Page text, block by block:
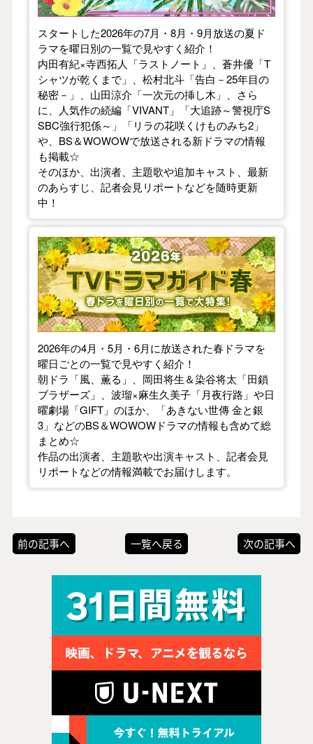
スタートした2026年の7月・8月・9月放送の夏ド
ラマを曜日別の一覧で見やすく紹介！
内田有紀×寺西拓人「ラストノート」、蒼井優「T
シャツが乾くまで」、松村北斗「告白－25年目の
秘密－」、山田涼介「一次元の挿し木」、さら
に、人気作の続編「VIVANT」「大追跡～警視庁S
SBC強行犯係～」「リラの花咲くけものみち2」
や、BS＆WOWOWで放送される新ドラマの情報
も掲載☆
そのほか、出演者、主題歌や追加キャスト、最新
のあらすじ、記者会見リポートなどを随時更新
中！
【2026年春】TVドラマガイド
2026年の4月・5月・6月に放送された春ドラマを
曜日ごとの一覧で見やすく紹介！
朝ドラ「風、薫る」、岡田将生＆染谷将太「田鎖
ブラザーズ」、波瑠×麻生久美子「月夜行路」や日
曜劇場「GIFT」のほか、「あきない世傳 金と銀
3」などのBS＆WOWOWドラマの情報も含めて総
まとめ☆
作品の出演者、主題歌や出演キャスト、記者会見
リポートなどの情報満載でお届けします。
前の記事へ 一覧へ戻る 次の記事へ